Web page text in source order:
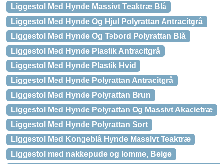
Liggestol Med Hynde Massivt Teaktræ Blå
Liggestol Med Hynde Og Hjul Polyrattan Antracitgrå
Liggestol Med Hynde Og Tebord Polyrattan Blå
Liggestol Med Hynde Plastik Antracitgrå
Liggestol Med Hynde Plastik Hvid
Liggestol Med Hynde Polyrattan Antracitgrå
Liggestol Med Hynde Polyrattan Brun
Liggestol Med Hynde Polyrattan Og Massivt Akacietræ
Liggestol Med Hynde Polyrattan Sort
Liggestol Med Kongeblå Hynde Massivt Teaktræ
Liggestol med nakkepude og lomme, Beige